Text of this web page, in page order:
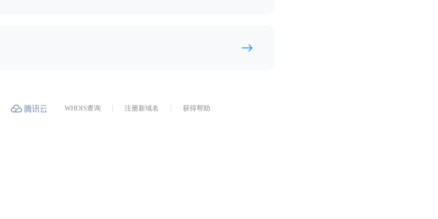
WHOIS查询 注册新域名 获得帮助